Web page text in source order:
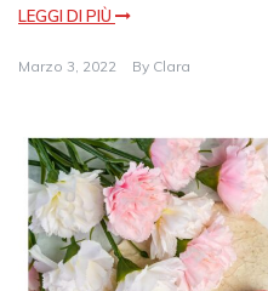
LEGGI DI PIÙ
Marzo 3, 2022 By Clara